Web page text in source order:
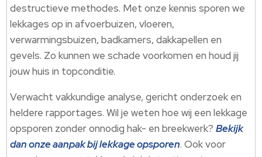
destructieve methodes.​ Met onze kennis sporen we
lekkages op in afvoerbuizen, vloeren,
verwarmingsbuizen, badkamers, dakkapellen en
gevels.​ Zo kunnen we schade voorkomen en houd jij
jouw huis in topconditie.​
Verwacht vakkundige analyse, gericht onderzoek en
heldere rapportages.​ Wil je weten hoe wij een lekkage
opsporen zonder onnodig hak- en breekwerk?Bekijk
dan onze aanpak bij lekkage opsporen.​ Ook voor